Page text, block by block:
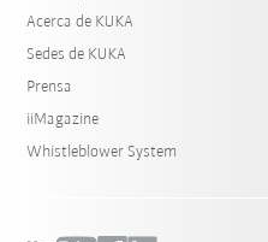
Acerca de KUKA
Sedes de KUKA
Prensa
iiMagazine
Whistleblower System